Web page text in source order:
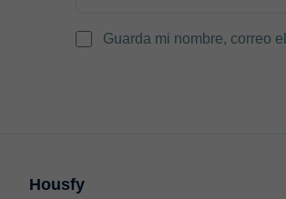
Guarda mi nombre, correo
Housfy